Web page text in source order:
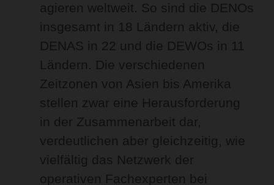
agieren weltweit. So sind die DENOs
insgesamt in 18 Ländern aktiv, die
DENAS in 22 und die DEWOs in 11
Ländern. Die verschiedenen
Zeitzonen von Asien bis Amerika
stellen zwar eine Herausforderung
in der Zusammenarbeit dar,
verdeutlichen aber gleichzeitig, wie
vielfältig das Netzwerk der
operativen Fachexperten bei